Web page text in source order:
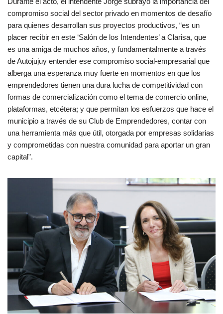
compromiso social del sector privado en momentos de desafío
para quienes desarrollan sus proyectos productivos, “es un
placer recibir en este ‘Salón de los Intendentes’ a Clarisa, que
es una amiga de muchos años, y fundamentalmente a través
de Autojujuy entender ese compromiso social-empresarial que
alberga una esperanza muy fuerte en momentos en que los
emprendedores tienen una dura lucha de competitividad con
formas de comercialización como el tema de comercio online,
plataformas, etcétera; y que permitan los esfuerzos que hace el
municipio a través de su Club de Emprendedores, contar con
una herramienta más que útil, otorgada por empresas solidarias
y comprometidas con nuestra comunidad para aportar un gran
capital”.